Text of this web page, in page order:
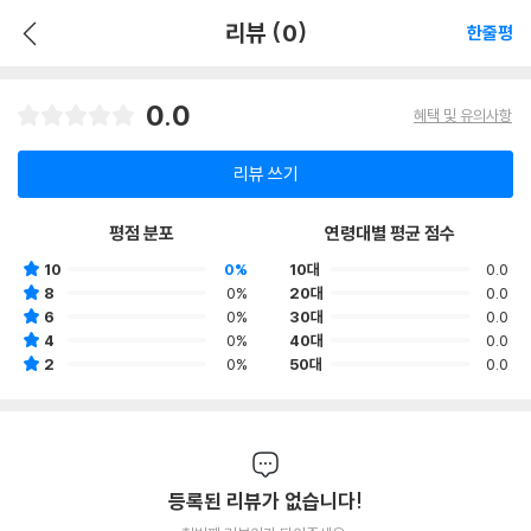
리뷰 (0) 한줄평
0.0 혜택 및 유의사항
리뷰 쓰기
평점 분포
10
0%
8
0%
6
0%
4
0%
2
0%
연령대별 평균 점수
10대
0.0
20대
0.0
30대
0.0
40대
0.0
50대
0.0
등록된 리뷰가 없습니다!